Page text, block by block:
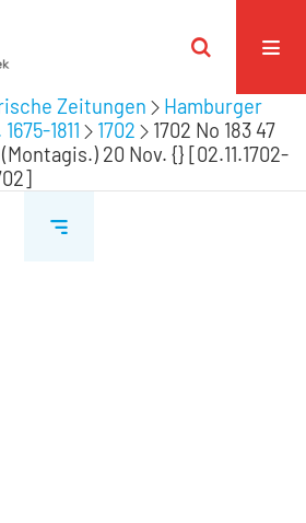
Zeitungen
Hamburger
1811
1702
1702 No 183 47
20 Nov. {} [02.11.1702-